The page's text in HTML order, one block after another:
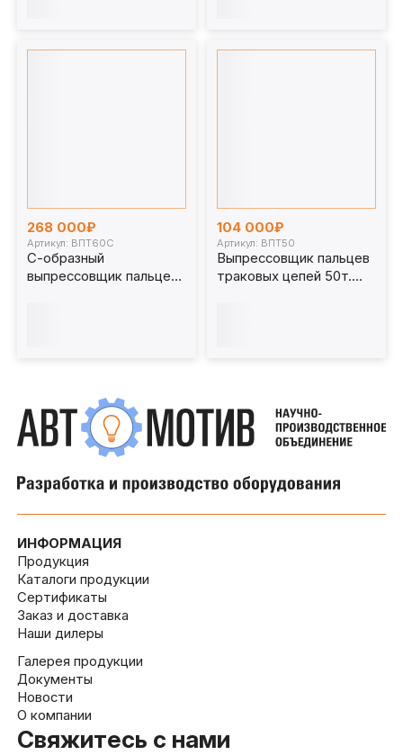
268 000₽
Артикул: ВПТ60С
С-образный
выпрессовщик пальцев
104 000₽
Артикул: ВПТ50
Выпрессовщик пальцев
траковых цепей 50т.
ИНФОРМАЦИЯ
Продукция
Каталоги продукции
Сертификаты
Заказ и доставка
Наши дилеры
Галерея продукции
Документы
Новости
О компании
Свяжитесь с нами